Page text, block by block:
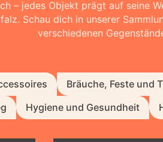
– jedes Objekt prägt auf seine
Schau dich in unserer
verschiedenen
Bräuche, Feste und
Hygiene und Gesundheit